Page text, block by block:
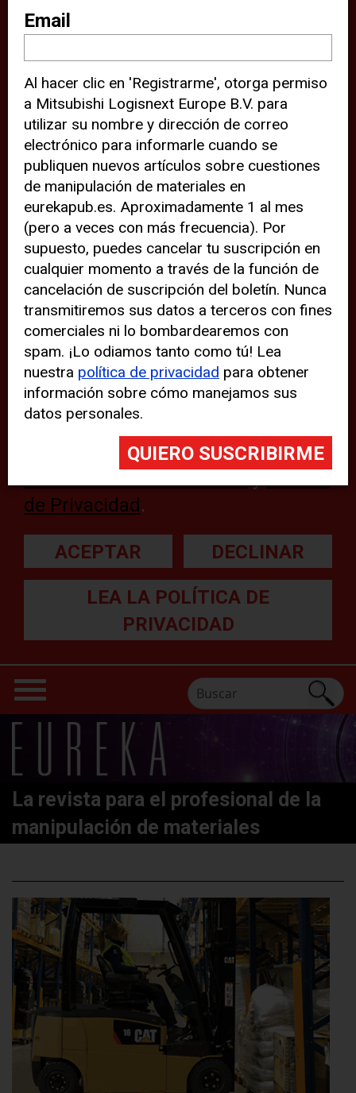
sitio web (por ejemplo, ofreciéndole
información de ubicación). Estas
terceras partes también definen
cookies en su dispositivo y pueden
rastrear su comportamiento en
internet. Al hacer clic en “Aceptar”,
significa que está de acuerdo con el
uso de cookies analíticas y de
terceros para tener una experiencia
óptima en nuestro sitio web. Si
elige “Declinar” el uso de cookies
analíticas y de terceros, evitará que
terceras partes rastreen su
comportamiento en nuestro sitio
web, aunque pueden aparecer
problemas técnicos con el sitio
web. Para obtener más
información, lea nuestra
de Privacidad .
ACEPTAR DECLINAR
LEA LA POLÍTICA DE
PRIVACIDAD
La revista para el profesional de la
manipulación de materiales
Email
Al hacer clic en 'Registrarme', otorga permiso
a Mitsubishi Logisnext Europe B.V. para
utilizar su nombre y dirección de correo
electrónico para informarle cuando se
publiquen nuevos artículos sobre cuestiones
de manipulación de materiales en
eurekapub.es. Aproximadamente 1 al mes
(pero a veces con más frecuencia). Por
supuesto, puedes cancelar tu suscripción en
cualquier momento a través de la función de
cancelación de suscripción del boletín. Nunca
transmitiremos sus datos a terceros con fines
comerciales ni lo bombardearemos con
spam. ¡Lo odiamos tanto como tú! Lea
nuestra política de privacidad para obtener
información sobre cómo manejamos sus
datos personales.